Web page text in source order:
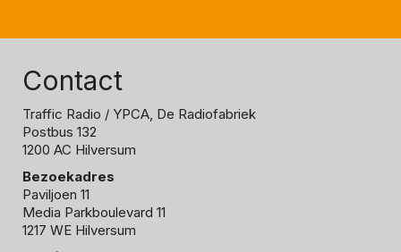
Contact
Traffic Radio / YPCA, De Radiofabriek
Postbus 132
1200 AC Hilversum
Bezoekadres
Paviljoen 11
Media Parkboulevard 11
1217 WE Hilversum